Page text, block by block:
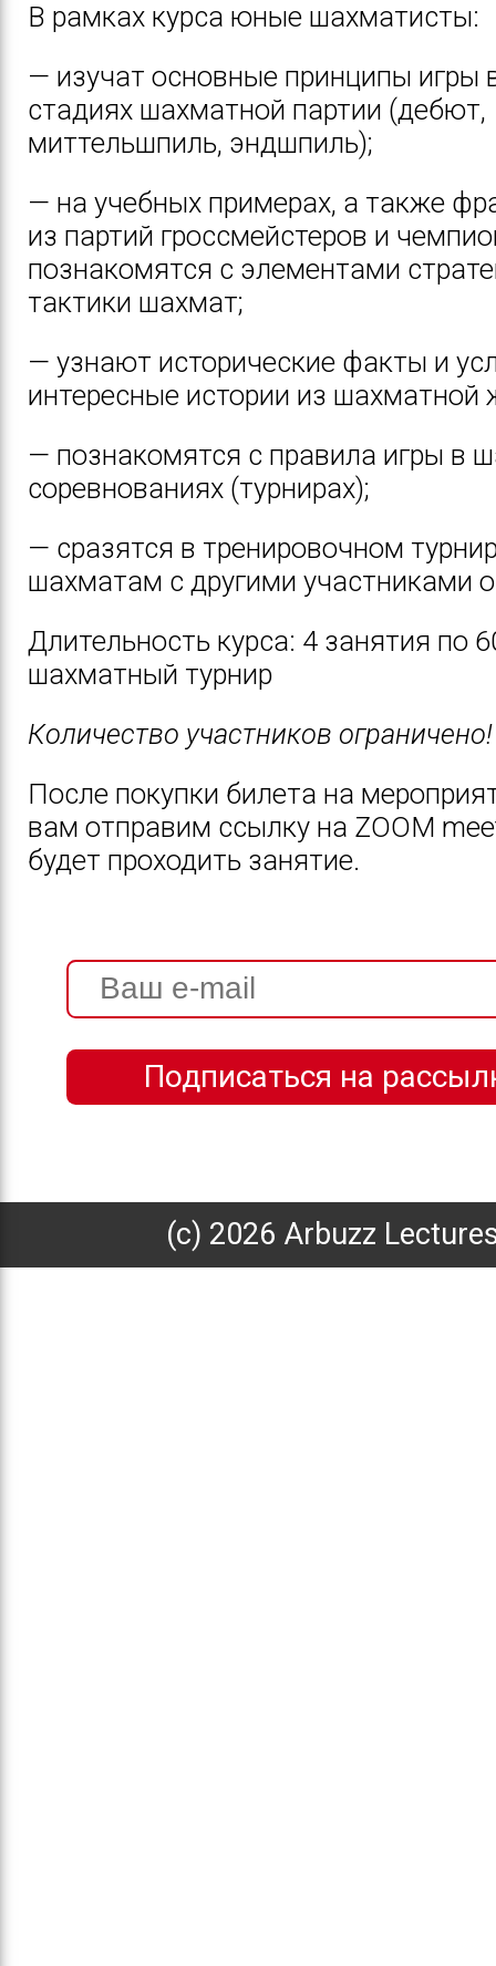
В рамках курса юные шахматисты:
— изучат основные принципы игры
стадиях шахматной партии (дебют,
миттельшпиль, эндшпиль);
— на учебных примерах, а также
из партий гроссмейстеров и
познакомятся с элементами
тактики шахмат;
— узнают исторические факты и
интересные истории из шахматной
— познакомятся с правила игры в
соревнованиях (турнирах);
— сразятся в тренировочном
шахматам с другими участниками
Длительность курса: 4 занятия по
шахматный турнир
Количество участников ограничено!
После покупки билета на
вам отправим ссылку на ZOOM
будет проходить занятие.
(с) 2026 Arbuzz